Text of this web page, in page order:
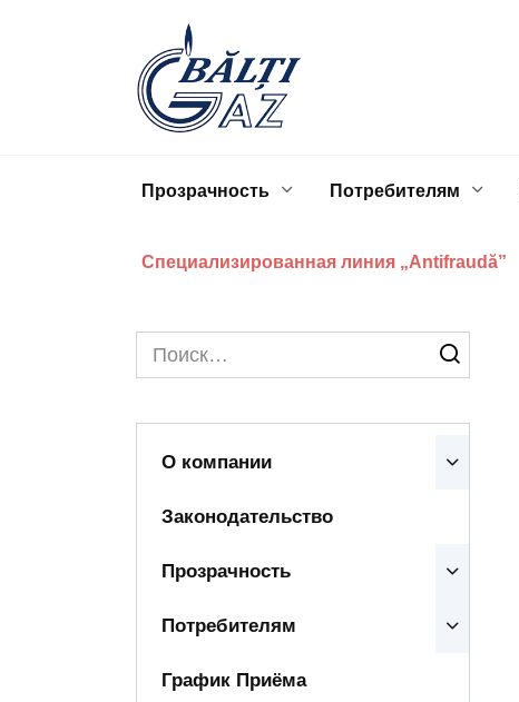
Прозрачность Потребителям
Специализированная линия „Antifraudă”
Search
for:
О компании
Законодательство
Прозрачность
Потребителям
График Приёма